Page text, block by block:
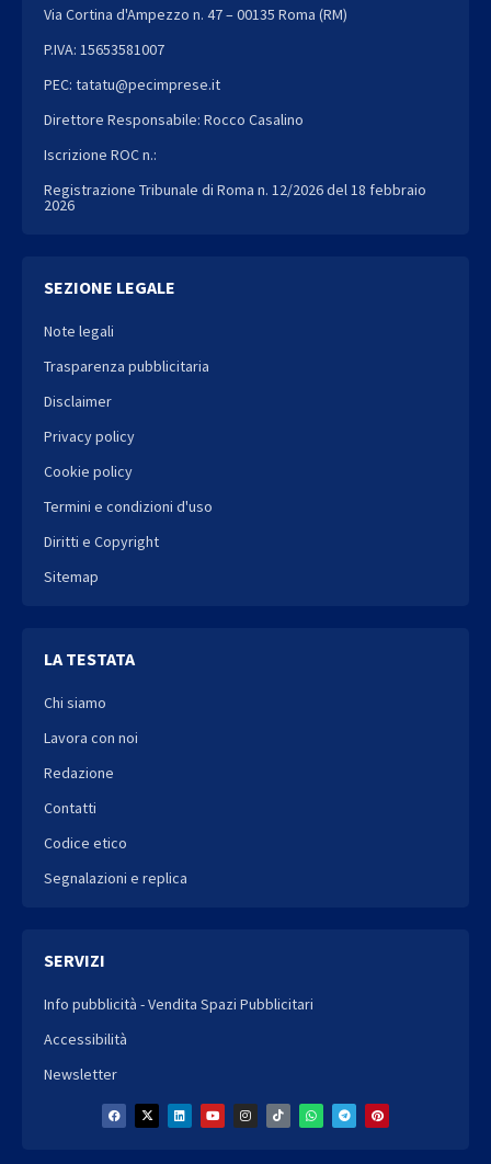
Via Cortina d'Ampezzo n. 47 – 00135 Roma (RM)
P.IVA: 15653581007
PEC: tatatu@pecimprese.it
Direttore Responsabile: Rocco Casalino
Iscrizione ROC n.:
Registrazione Tribunale di Roma n. 12/2026 del 18 febbraio
2026
SEZIONE LEGALE
Note legali
Trasparenza pubblicitaria
Disclaimer
Privacy policy
Cookie policy
Termini e condizioni d'uso
Diritti e Copyright
Sitemap
LA TESTATA
Chi siamo
Lavora con noi
Redazione
Contatti
Codice etico
Segnalazioni e replica
SERVIZI
Info pubblicità - Vendita Spazi Pubblicitari
Accessibilità
Newsletter